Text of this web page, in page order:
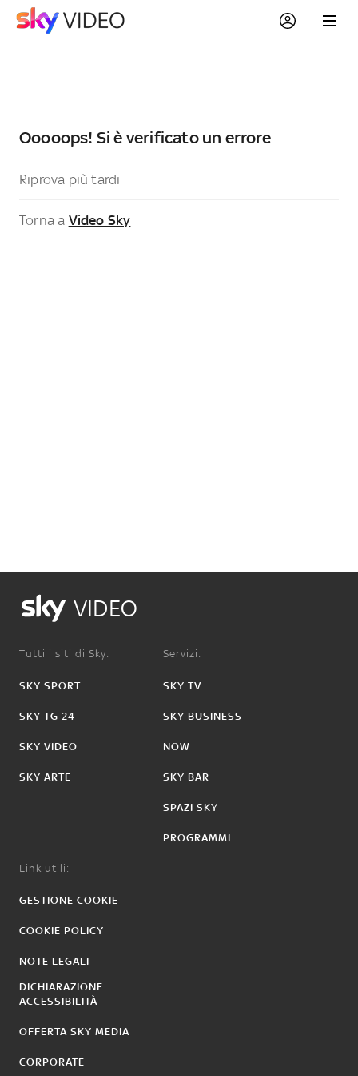
Ooooops! Si è verificato un errore
Riprova più tardi
Torna a Video Sky
VIDEO
Tutti i siti di Sky:
SKY SPORT
SKY TG 24
SKY VIDEO
SKY ARTE
Servizi:
SKY TV
SKY BUSINESS
NOW
SKY BAR
SPAZI SKY
PROGRAMMI
Link utili:
GESTIONE COOKIE
COOKIE POLICY
NOTE LEGALI
DICHIARAZIONE
ACCESSIBILITÀ
OFFERTA SKY MEDIA
CORPORATE